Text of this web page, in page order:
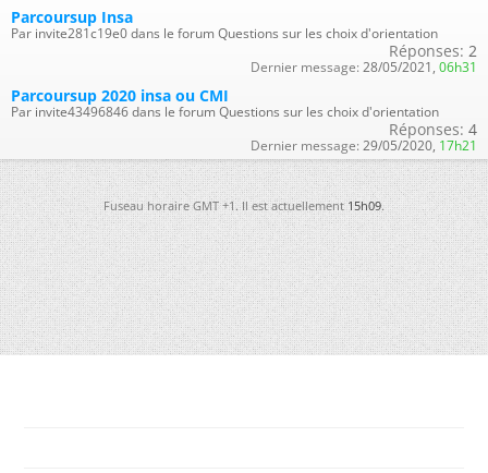
Parcoursup Insa
Par invite281c19e0 dans le forum Questions sur les choix d'orientation
Réponses: 2
Dernier message: 28/05/2021, 06h31
Parcoursup 2020 insa ou CMI
Par invite43496846 dans le forum Questions sur les choix d'orientation
Réponses: 4
Dernier message: 29/05/2020, 17h21
Fuseau horaire GMT +1. Il est actuellement15h09.